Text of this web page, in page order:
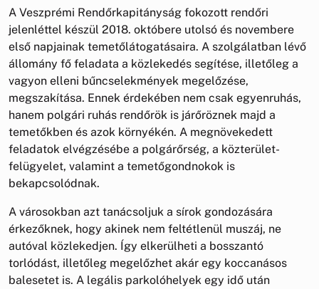
A Veszprémi Rendőrkapitányság fokozott rendőri
jelenléttel készül 2018. októbere utolsó és novembere
első napjainak temetőlátogatásaira. A szolgálatban lévő
állomány fő feladata a közlekedés segítése, illetőleg a
vagyon elleni bűncselekmények megelőzése,
megszakítása. Ennek érdekében nem csak egyenruhás,
hanem polgári ruhás rendőrök is járőröznek majd a
temetőkben és azok környékén. A megnövekedett
feladatok elvégzésébe a polgárőrség, a közterület-
felügyelet, valamint a temetőgondnokok is
bekapcsolódnak.
A városokban azt tanácsoljuk a sírok gondozására
érkezőknek, hogy akinek nem feltétlenül muszáj, ne
autóval közlekedjen. Így elkerülheti a bosszantó
torlódást, illetőleg megelőzhet akár egy koccanásos
balesetet is. A legális parkolóhelyek egy idő után